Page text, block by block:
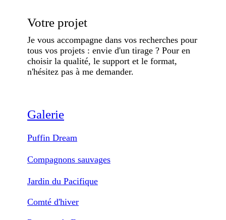
Votre projet
Je vous accompagne dans vos recherches pour
tous vos projets : envie d'un tirage ? Pour en
choisir la qualité, le support et le format,
n'hésitez pas à me demander.
Galerie
Puffin Dream
Compagnons sauvages
Jardin du Pacifique
Comté d'hiver